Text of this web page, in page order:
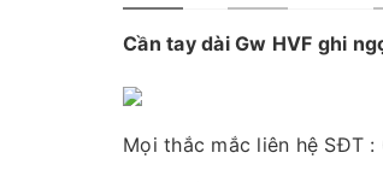
Cần tay dài Gw HVF ghi
Mọi thắc mắc liên hệ SĐT